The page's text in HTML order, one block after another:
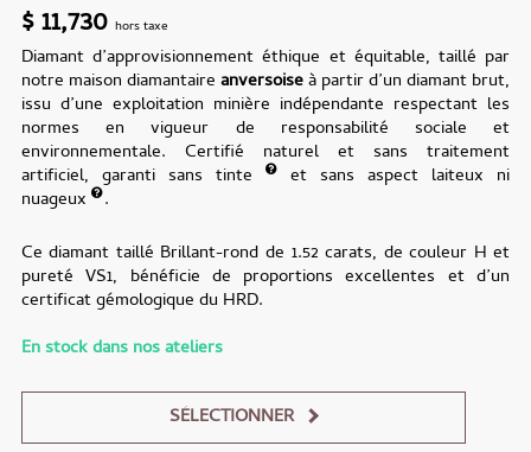
$11,730 hors taxe
Diamant d’approvisionnement éthique et équitable, taillé par
notre maison diamantaire anversoiseà partir d’un diamant brut,
issu d’une exploitation minière indépendante respectant les
normes en vigueur de responsabilité sociale et
environnementale. Certifié naturel et sans traitement
artificiel, garanti sans tinte
et sans aspect laiteux ni
nuageux
.
Ce diamant taillé Brillant-rond de 1.52 carats, de couleur H et
pureté VS1, bénéficie de proportions excellentes et d’un
certificat gémologique du HRD.
En stock dans nos ateliers
SÉLECTIONNER